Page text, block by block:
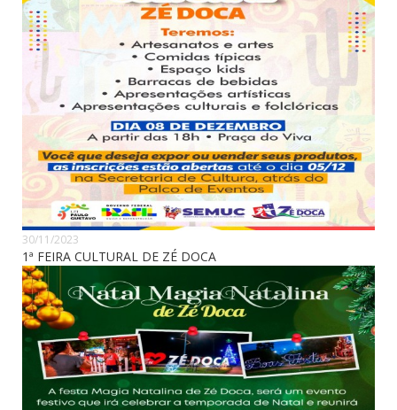
30/11/2023
1ª FEIRA CULTURAL DE ZÉ DOCA